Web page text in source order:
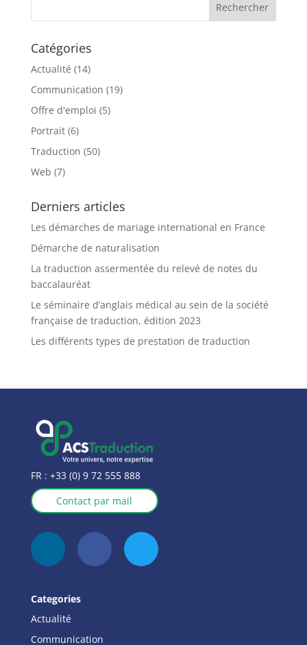
Catégories
Actualité (14)
Communication (19)
Offre d'emploi (5)
Portrait(6)
Traduction (50)
Web (7)
Derniers articles
Les démarches de mariage international en France
Démarche de naturalisation
La traduction assermentée du relevé de notes du
baccalauréat
Le séminaire d’anglais médical au sein de la société
française de traduction, édition 2023
Les différents types de prestation de traduction
FR : +33 (0) 9 72 555 888
Contact par mail
Categories
Actualité
Communication